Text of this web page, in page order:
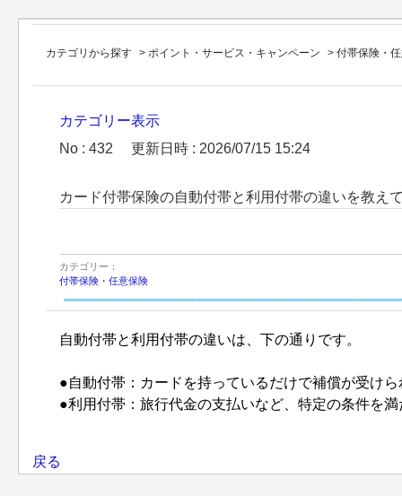
カテゴリから探す > ポイント・サービス・キャンペーン > 付帯保険・
カテゴリー表示
No : 432
更新日時 : 2026/07/15 15:24
カード付帯保険の自動付帯と利用付帯の違いを教え
カテゴリー：
付帯保険・任意保険
自動付帯と利用付帯の違いは、下の通りです。
●自動付帯：カードを持っているだけで補償が受けら
●利用付帯：旅行代金の支払いなど、特定の条件を
戻る